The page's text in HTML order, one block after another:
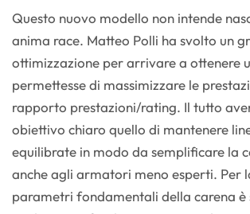
Questo nuovo modello non intende
anima race. Matteo Polli ha svolto un
ottimizzazione per arrivare a ottenere
permettesse di massimizzare le
rapporto prestazioni/rating. Il tutto
obiettivo chiaro quello di mantenere
equilibrate in modo da semplificare la
anche agli armatori meno esperti. Per
parametri fondamentali della carena